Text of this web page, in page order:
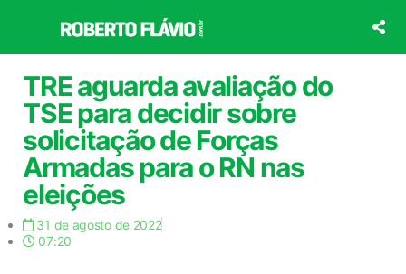
o
conteúdo
TRE aguarda avaliação do
TSE para decidir sobre
solicitação de Forças
Armadas para o RN nas
eleições
31 de agosto de 2022
07:20